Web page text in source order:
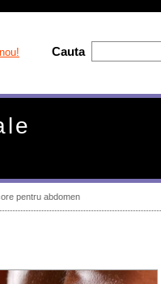
pentru abdomen
Cauta